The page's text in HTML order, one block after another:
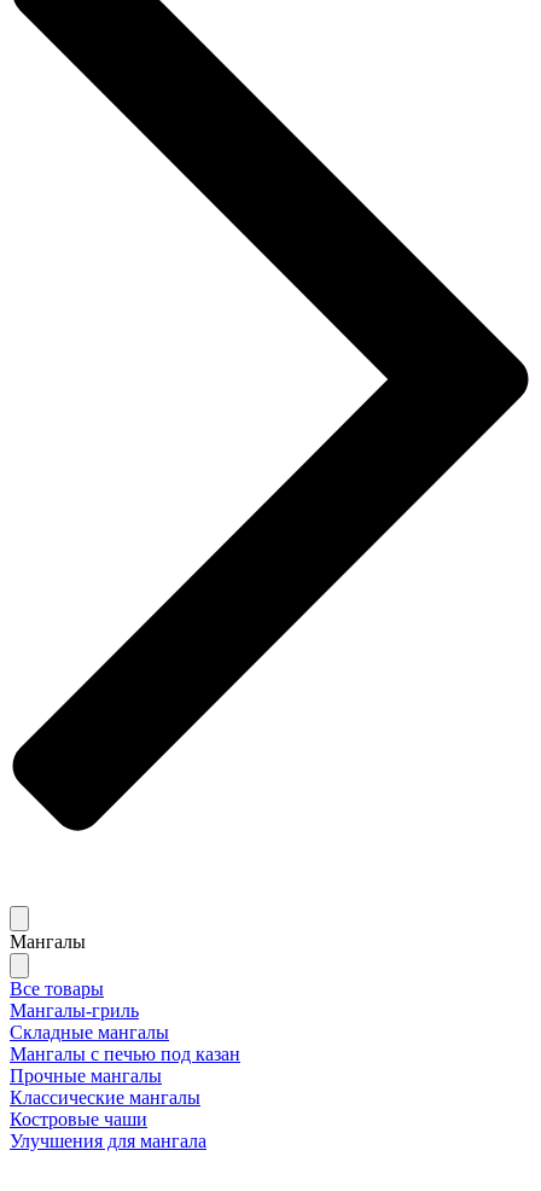
Мангалы
Все товары
Мангалы-гриль
Складные мангалы
Мангалы с печью под казан
Прочные мангалы
Классические мангалы
Костровые чаши
Улучшения для мангала